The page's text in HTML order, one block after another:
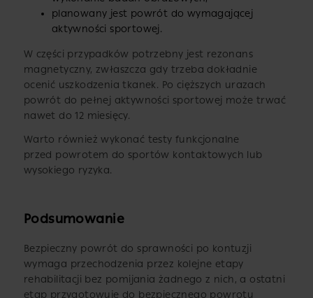
planowany jest powrót do wymagającej
aktywności sportowej.
W części przypadków potrzebny jest rezonans
magnetyczny, zwłaszcza gdy trzeba dokładnie
ocenić uszkodzenia tkanek. Po cięższych urazach
powrót do pełnej aktywności sportowej może trwać
nawet do 12 miesięcy.
Warto również wykonać testy funkcjonalne
przed powrotem do sportów kontaktowych lub
wysokiego ryzyka.
Podsumowanie
Bezpieczny powrót do sprawności po kontuzji
wymaga przechodzenia przez kolejne etapy
rehabilitacji bez pomijania żadnego z nich, a ostatni
etap przygotowuje do bezpiecznego powrotu